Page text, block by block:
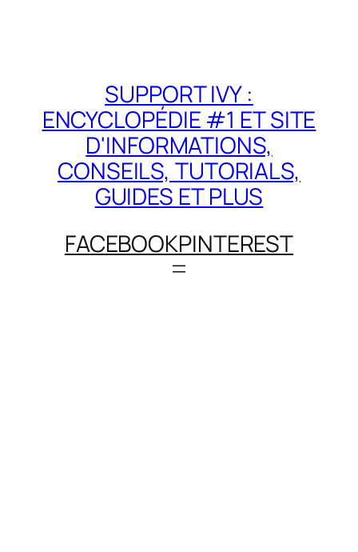
SUPPORT IVY :
ENCYCLOPÉDIE #1 ET SITE
D'INFORMATIONS,
CONSEILS, TUTORIALS,
GUIDES ET PLUS
FACEBOOKPINTEREST